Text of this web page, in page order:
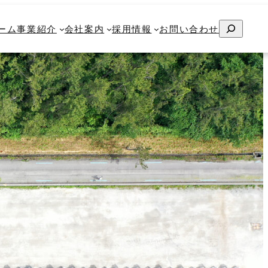
ム事業紹介 会社案内 採用情報 お問い合わせ 検
事業紹介 会社案内 採用情報 お問い合わせ検